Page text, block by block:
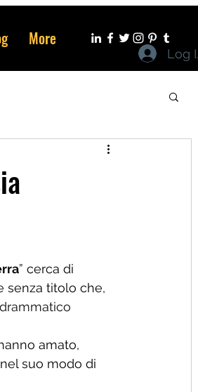
More
Log
” cerca di
senza titolo che,
amato,
suo modo di